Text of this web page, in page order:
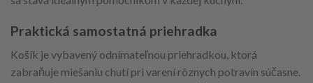
Praktická samostatná priehradka
Košík je vybavený odnímateľnou priehradkou, ktorá
zabraňuje miešaniu chutí pri varení rôznych potravín súčasne.